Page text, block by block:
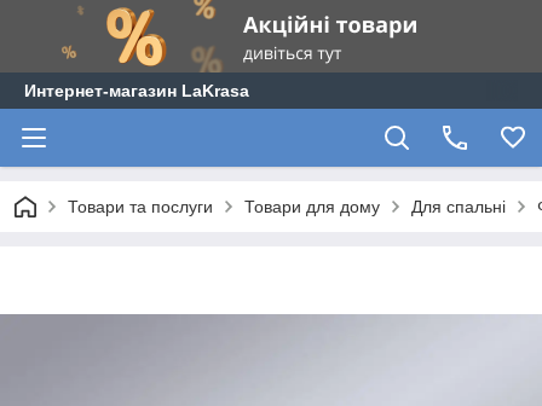
Интернет-магазин LaKrasa
Товари та послуги Товари для дому Для спальні